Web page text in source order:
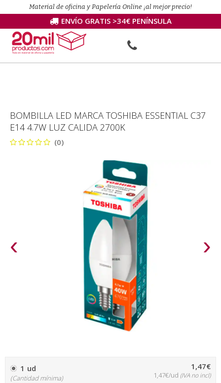
Material de oficina y Papelería Online ¡al mejor precio!
ENVÍO GRATIS >34€ PENÍNSULA
BOMBILLA LED MARCA TOSHIBA ESSENTIAL C37
E14 4.7W LUZ CALIDA 2700K
(0)
‹ ›
1 ud
(Cantidad mínima)
1,47€
1,47€/ud (IVA no incl)